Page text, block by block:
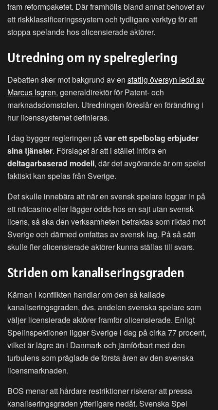
fram reformpaketet. Där framhölls bland annat behovet av
ett riskklassificeringssystem och tydligare verktyg för att
stoppa spelande hos olicensierade aktörer.
Utredning om ny spelreglering
Debatten sker mot bakgrund av en statlig översyn ledd av
Marcus Isgren, generaldirektör för Patent- och
marknadsdomstolen. Utredningen föreslår en förändring i
hur licenssystemet definieras.
I dag bygger regleringen påvar ett spelbolag erbjuder
sina tjänster. Förslaget är att i stället införa en
deltagarbaserad modell, där det avgörande är om spelet
faktiskt kan spelas från Sverige.
Det skulle innebära att när en svensk spelare loggar in på
ett nätcasino eller lägger odds hos en sajt utan svensk
licens, så ska den verksamheten betraktas som riktad mot
Sverige och därmed omfattas av svensk lag. På så sätt
skulle fler olicensierade aktörer kunna ställas till svars.
Striden om kanaliseringsgraden
Kärnan i konflikten handlar om den så kallade
kanaliseringsgraden, dvs. andelen svenska spelare som
väljer licensierade aktörer framför olicensierade. Enligt
Spelinspektionen ligger Sverige i dag på cirka 77 procent,
vilket är lägre än i Danmark och jämförbart med den
turbulens som präglade de första åren av den svenska
licensmarknaden.
BOS menar att hårdare restriktioner riskerar att pressa
kanaliseringsgraden ytterligare nedåt. Svenska Spel